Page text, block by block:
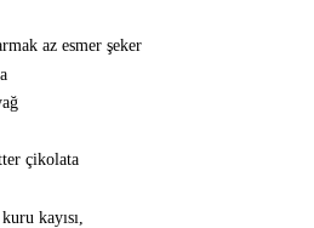
az esmer şeker
çikolata
kayısı,